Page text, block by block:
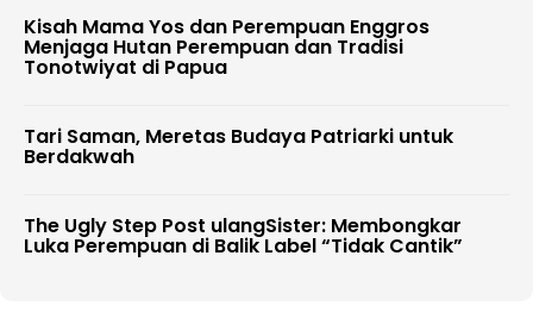
Kisah Mama Yos dan Perempuan Enggros
Menjaga Hutan Perempuan dan Tradisi
Tonotwiyat di Papua
Tari Saman, Meretas Budaya Patriarki untuk
Berdakwah
The Ugly Step Post ulangSister: Membongkar
Luka Perempuan di Balik Label “Tidak Cantik”